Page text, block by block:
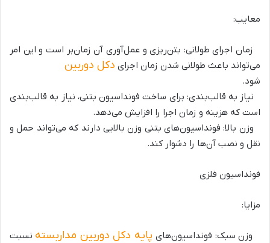
معایب:
زمان اجرای طولانی: بتن‌ریزی و عمل‌آوری آن زمان‌بر است و این امر
می‌تواند باعث طولانی شدن زمان اجرای دکل دوربین
شود.
نیاز به قالب‌بندی: برای ساخت فونداسیون بتنی، نیاز به قالب‌بندی
است که هزینه و زمان اجرا را افزایش می‌دهد.
وزن بالا: فونداسیون‌های بتنی وزن بالایی دارند که می‌تواند حمل و
نقل و نصب آن‌ها را دشوار کند.
فونداسیون فلزی
مزایا:
وزن سبک: فونداسیون‌های پایه دکل دوربین مداربسته نسبت